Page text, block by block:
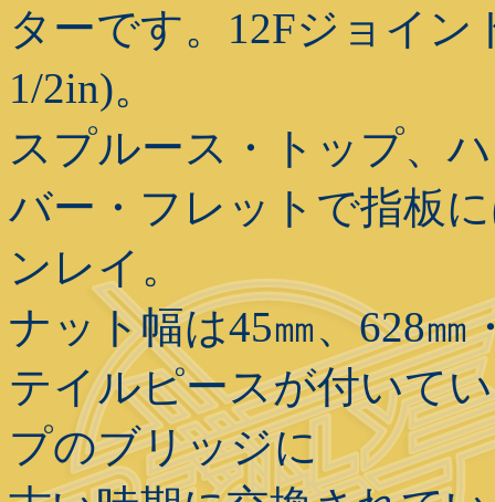
ターです。12Fジョイン
1/2in)。
スプルース・トップ、
バー・フレットで指板
ンレイ。
ナット幅は45㎜、628
テイルピースが付いて
プのブリッジに